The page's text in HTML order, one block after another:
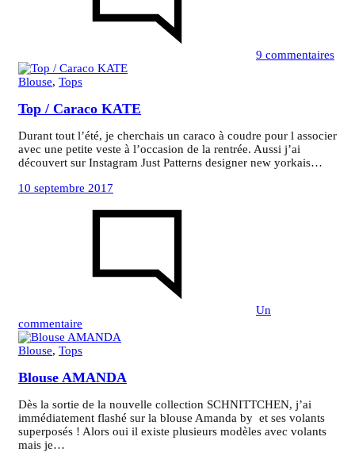
9 commentaires
Blouse, Tops
Top / Caraco KATE
Durant tout l’été, je cherchais un caraco à coudre pour l associer
avec une petite veste à l’occasion de la rentrée. Aussi j’ai
découvert sur Instagram Just Patterns designer new yorkais…
10 septembre 2017
Un
commentaire
Top
/
KATE
Blouse, Tops
Blouse AMANDA
Dès la sortie de la nouvelle collection SCHNITTCHEN, j’ai
immédiatement flashé sur la blouse Amanda by et ses volants
superposés ! Alors oui il existe plusieurs modèles avec volants
mais je…